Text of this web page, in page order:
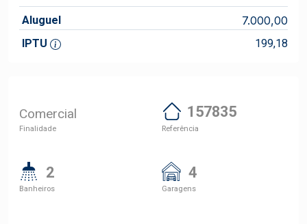
Aluguel 7.000,00
IPTU 199,18
Comercial
Finalidade
157835
Referência
2
Banheiros
4
Garagens